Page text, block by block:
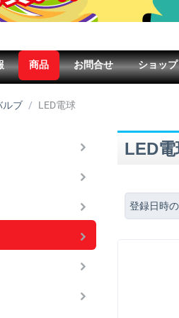
商品 お問合せ ショッ
ルブ / LED電球
LED
登録日時